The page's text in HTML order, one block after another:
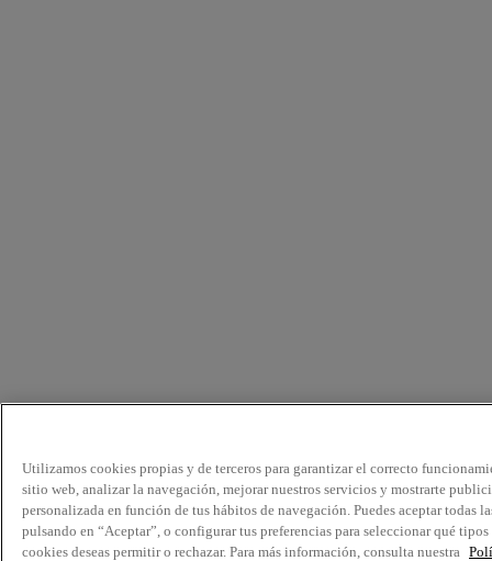
Utilizamos cookies propias y de terceros para garantizar el correcto
sitio web, analizar la navegación, mejorar nuestros servicios y mostrarte
personalizada en función de tus hábitos de navegación. Puedes aceptar todas
pulsando en “Aceptar”, o configurar tus preferencias para seleccionar qué tipos
cookies deseas permitir o rechazar. Para más información, consulta nuestra